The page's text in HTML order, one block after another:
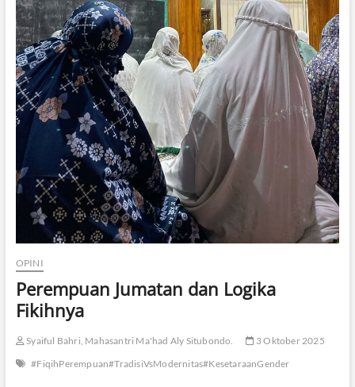
OPINI
Perempuan Jumatan dan Logika
Fikihnya
Syaiful Bahri, Mahasantri Ma'had Aly Situbondo.
3 Oktober 2025
#FiqihPerempuan#TradisiVsModernitas#KesetaraanGender